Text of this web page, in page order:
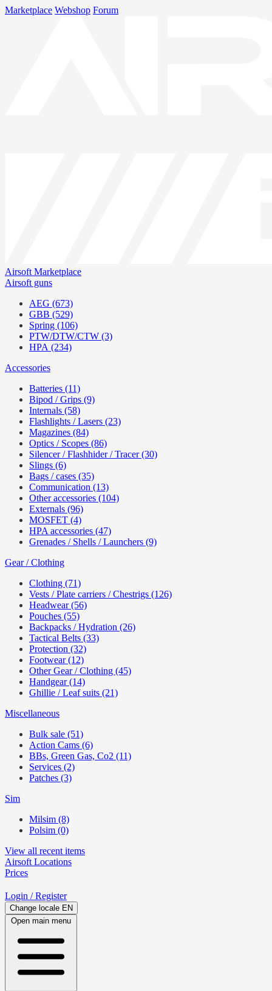
Marketplace Webshop Forum
Airsoft Marketplace
Airsoft guns
AEG (673)
GBB (529)
Spring (106)
PTW/DTW/CTW (3)
HPA (234)
Accessories
Batteries (11)
Bipod / Grips (9)
Internals (58)
Flashlights / Lasers (23)
Magazines (84)
Optics / Scopes (86)
Silencer / Flashhider / Tracer (30)
Slings (6)
Bags / cases (35)
Communication (13)
Other accessories (104)
Externals (96)
MOSFET (4)
HPA accessories (47)
Grenades / Shells / Launchers (9)
Gear / Clothing
Clothing (71)
Vests / Plate carriers / Chestrigs (126)
Headwear (56)
Pouches (55)
Backpacks / Hydration (26)
Tactical Belts (33)
Protection (32)
Footwear (12)
Other Gear / Clothing (45)
Handgear (14)
Ghillie / Leaf suits (21)
Miscellaneous
Bulk sale (51)
Action Cams (6)
BBs, Green Gas, Co2 (11)
Services (2)
Patches (3)
Sim
Milsim (8)
Polsim (0)
View all recent items
Airsoft Locations
Prices
Login / Register
Change locale EN
Open main menu